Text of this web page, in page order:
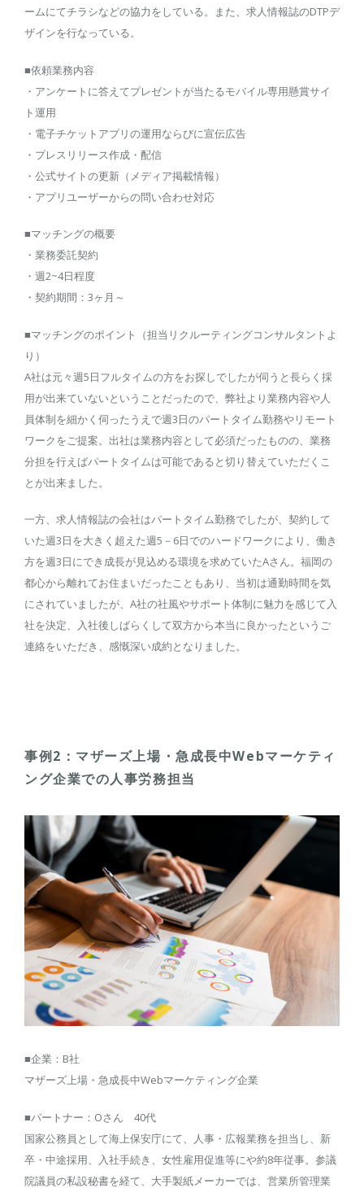
ームにてチラシなどの協力をしている。また、求人情報誌のDTPデ
ザインを行なっている。
■依頼業務内容
・アンケートに答えてプレゼントが当たるモバイル専用懸賞サイ
ト運用
・電子チケットアプリの運用ならびに宣伝広告
・プレスリリース作成・配信
・公式サイトの更新（メディア掲載情報）
・アプリユーザーからの問い合わせ対応
■マッチングの概要
・業務委託契約
・週2~4日程度
・契約期間：3ヶ月～
■マッチングのポイント（担当リクルーティングコンサルタントよ
り）
A社は元々週5日フルタイムの方をお探しでしたが伺うと長らく採
用が出来ていないということだったので、弊社より業務内容や人
員体制を細かく伺ったうえで週3日のパートタイム勤務やリモート
ワークをご提案。出社は業務内容として必須だったものの、業務
分担を行えばパートタイムは可能であると切り替えていただくこ
とが出来ました。
一方、求人情報誌の会社はパートタイム勤務でしたが、契約して
いた週3日を大きく超えた週5－6日でのハードワークにより、働き
方を週3日にでき成長が見込める環境を求めていたAさん。福岡の
都心から離れてお住まいだったこともあり、当初は通勤時間を気
にされていましたが、A社の社風やサポート体制に魅力を感じて入
社を決定、入社後しばらくして双方から本当に良かったというご
連絡をいただき、感慨深い成約となりました。
事例2：マザーズ上場・急成長中Webマーケティ
ング企業での人事労務担当
■企業：B社
マザーズ上場・急成長中Webマーケティング企業
■パートナー：Oさん 40代
国家公務員として海上保安庁にて、人事・広報業務を担当し、新
卒・中途採用、入社手続き、女性雇用促進等にや約8年従事。参議
院議員の私設秘書を経て、大手製紙メーカーでは、営業所管理業